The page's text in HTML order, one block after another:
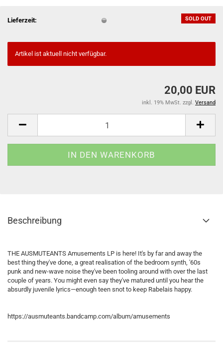
SOLD OUT
Lieferzeit:
Artikel ist aktuell nicht verfügbar.
20,00 EUR
inkl. 19% MwSt. zzgl. Versand
Beschreibung
THE AUSMUTEANTS Amusements LP is here! It's by far and away the
best thing they've done, a great realisation of the bedroom synth, '60s
punk and new-wave noise they've been tooling around with over the last
couple of years. You might even say they've matured until you hear the
absurdly juvenile lyrics—enough teen snot to keep Rabelais happy.
https://ausmuteants.bandcamp.com/album/amusements